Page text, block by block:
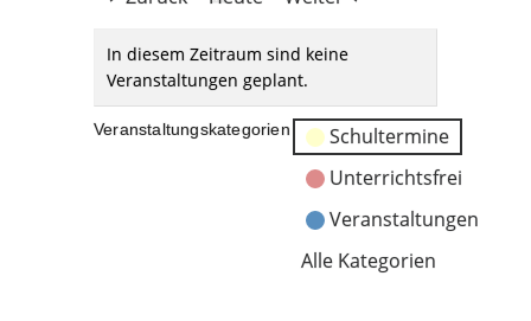
In diesem Zeitraum sind keine
Veranstaltungen geplant.
Veranstaltungskategorien
Schultermine
Unterrichtsfrei
Veranstaltungen
Alle Kategorien